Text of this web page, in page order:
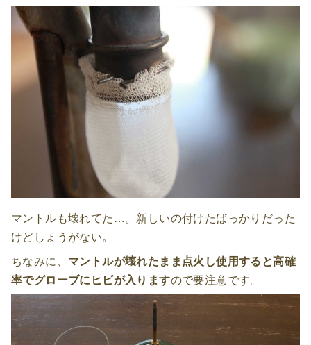
マントルも壊れてた…。新しいの付けたばっかりだった
けどしょうがない。
ちなみに、 マントルが壊れたまま点火し使用すると高確
率でグローブにヒビが入りますので要注意です。